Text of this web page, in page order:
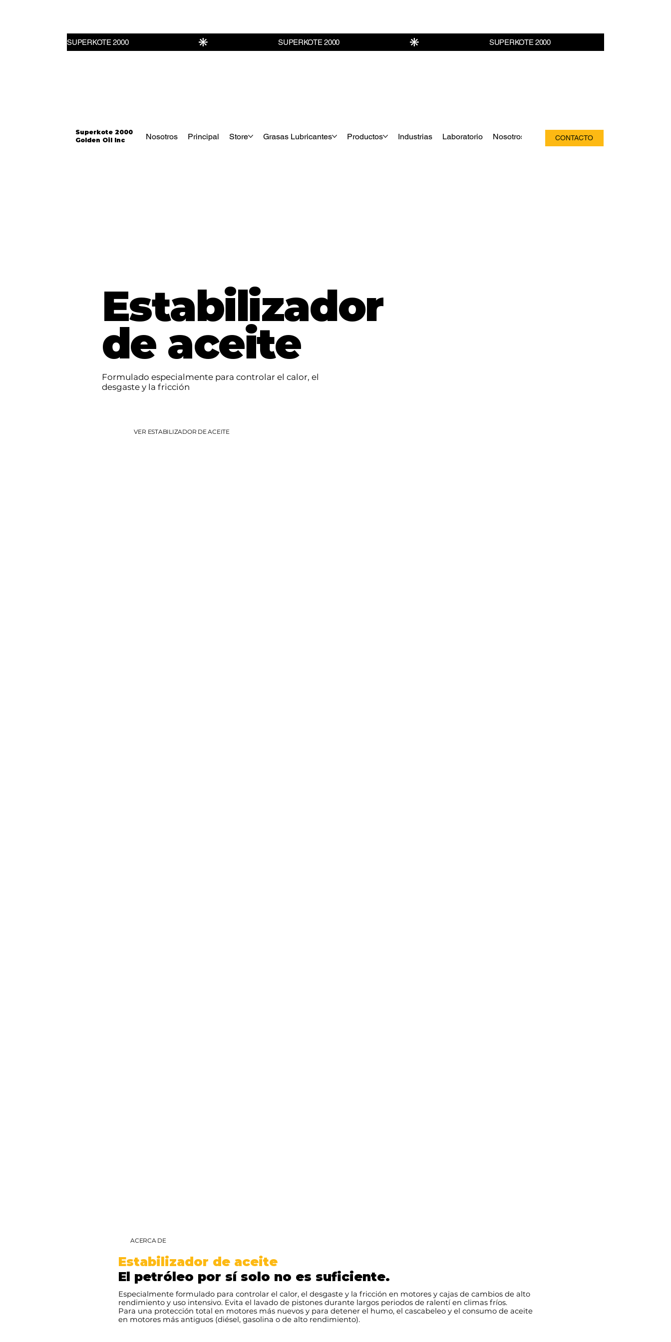
Superkote 2000
Golden Oil Inc
Nosotros Principal Store Grasas Lubricantes Productos Industrias Laboratorio Nosotros CONTACTO
Estabilizador
de aceite
Formulado especialmente para controlar el calor, el
desgaste y la fricción
VER ESTABILIZADOR DE ACEITE
ACERCA DE
Estabilizador de aceite
El petróleo por sí solo no es suficiente.
Especialmente formulado para controlar el calor, el desgaste y la fricción en motores y cajas de cambios de alto
rendimiento y uso intensivo. Evita el lavado de pistones durante largos periodos de ralentí en climas fríos.
Para una protección total en motores más nuevos y para detener el humo, el cascabeleo y el consumo de aceite
en motores más antiguos (diésel, gasolina o de alto rendimiento).